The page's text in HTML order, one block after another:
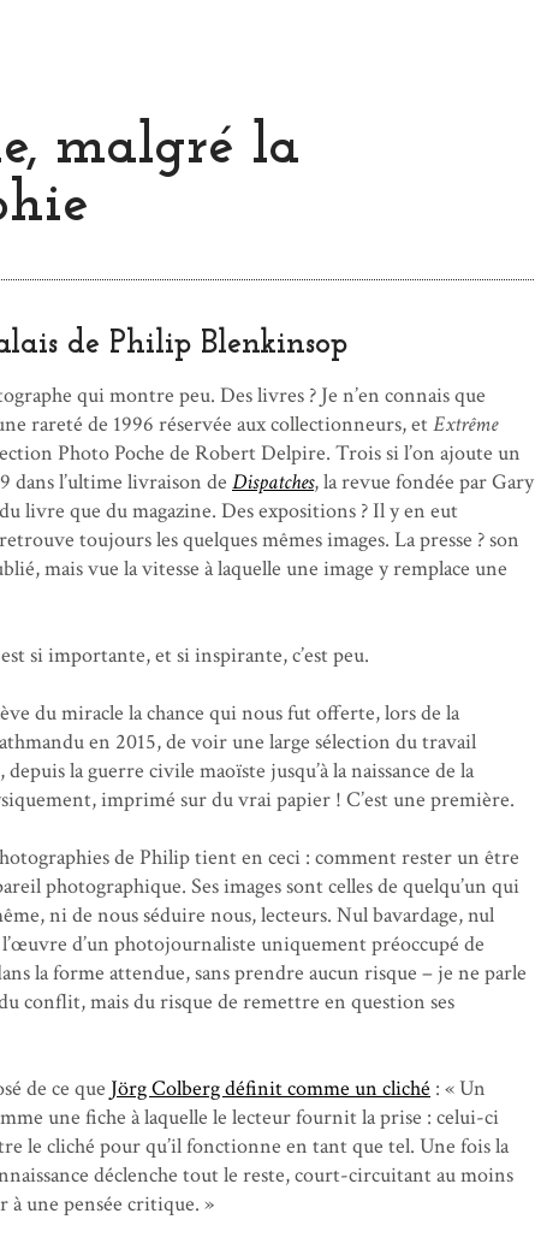
malgré la
de Philip Blenkinsop
qui montre peu. Des livres ? Je n’en connais que
rareté de 1996 réservée aux collectionneurs, etExtrême
Photo Poche de Robert Delpire. Trois si l’on ajoute un
dans l’ultime livraison de Dispatches, la revue fondée par Gary
livre que du magazine. Des expositions ? Il y en eut
toujours les quelques mêmes images. La presse ? son
mais vue la vitesse à laquelle une image y remplace une
si importante, et si inspirante, c’est peu.
du miracle la chance qui nous fut offerte, lors de la
en 2015, de voir une large sélection du travail
la guerre civile maoïste jusqu’à la naissance de la
imprimé sur du vrai papier ! C’est une première.
de Philip tient en ceci : comment rester un être
photographique. Ses images sont celles de quelqu’un qui
ni de nous séduire nous, lecteurs. Nul bavardage, nul
l’œuvre d’un photojournaliste uniquement préoccupé de
la forme attendue, sans prendre aucun risque – je ne parle
conflit, mais du risque de remettre en question ses
de ce que Jörg Colberg définit comme un cliché : « Un
une fiche à laquelle le lecteur fournit la prise : celui-ci
le cliché pour qu’il fonctionne en tant que tel. Une fois la
déclenche tout le reste, court-circuitant au moins
à une pensée critique. »